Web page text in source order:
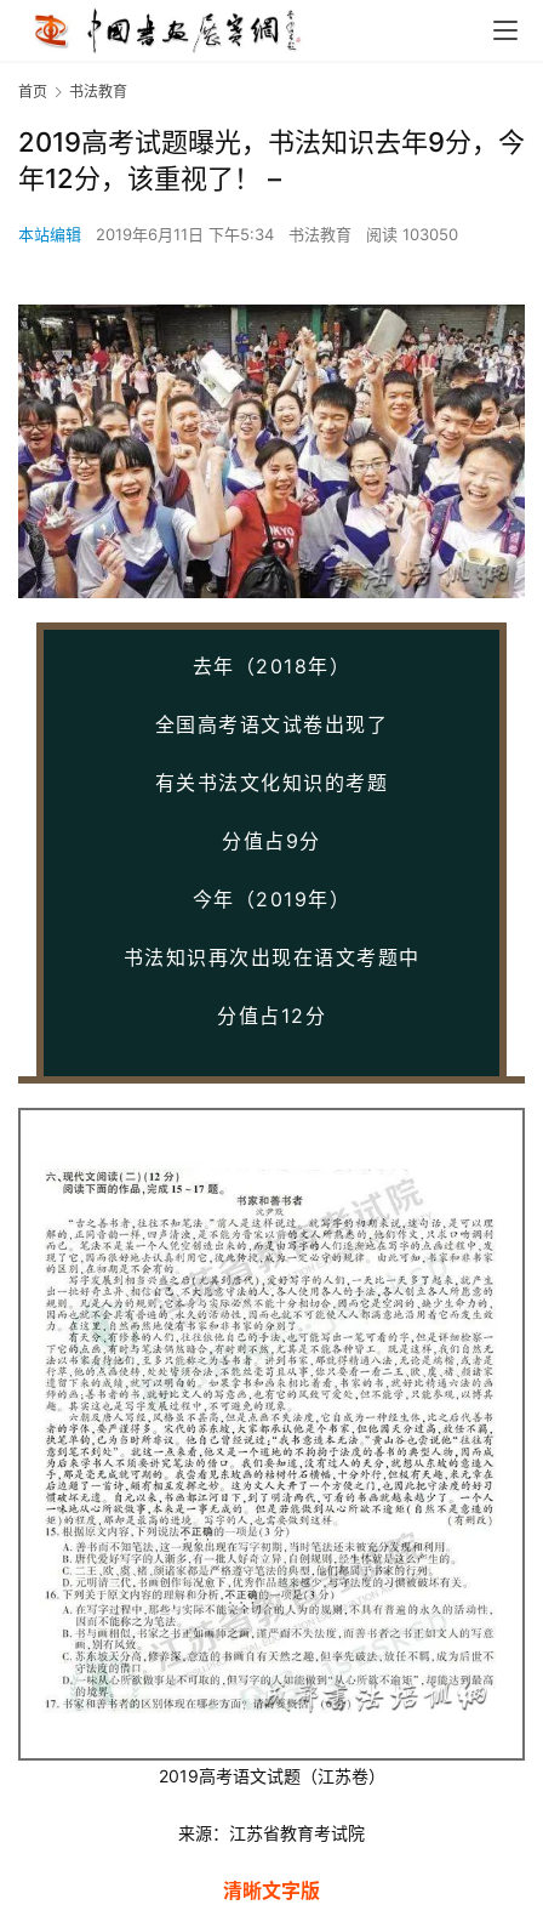
首页 书法教育
2019高考试题曝光，书法知识去年9分，今
年12分，该重视了！ –
本站编辑 2019年6月11日 下午5:34 书法教育 阅读 103050
去年（2018年）
全国高考语文试卷出现了
有关书法文化知识的考题
分值占9分
今年（2019年）
书法知识再次出现在语文考题中
分值占12分
2019高考语文试题（江苏卷）
来源：江苏省教育考试院
清晰文字版